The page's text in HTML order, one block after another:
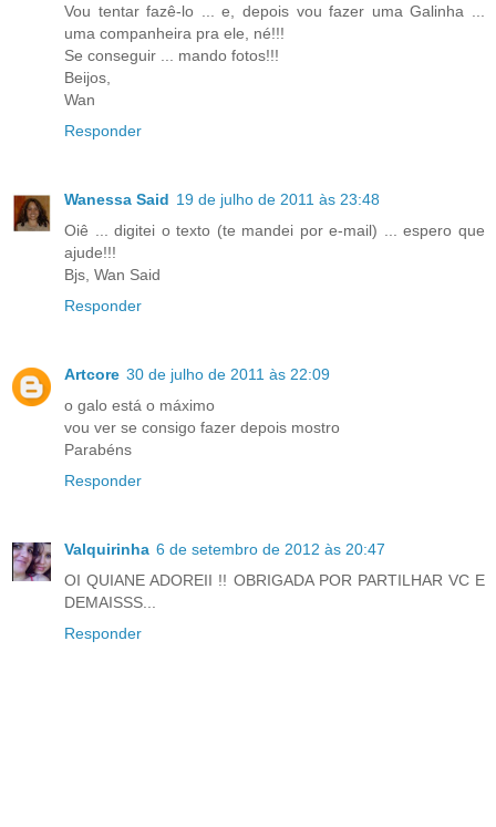
Vou tentar fazê-lo ... e, depois vou fazer uma Galinha ...
uma companheira pra ele, né!!!
Se conseguir ... mando fotos!!!
Beijos,
Wan
Responder
Wanessa Said 19 de julho de 2011 às 23:48
Oiê ... digitei o texto (te mandei por e-mail) ... espero que
ajude!!!
Bjs, Wan Said
Responder
Artcore 30 de julho de 2011 às 22:09
o galo está o máximo
vou ver se consigo fazer depois mostro
Parabéns
Responder
Valquirinha 6 de setembro de 2012 às 20:47
OI QUIANE ADOREII !! OBRIGADA POR PARTILHAR VC E
DEMAISSS...
Responder